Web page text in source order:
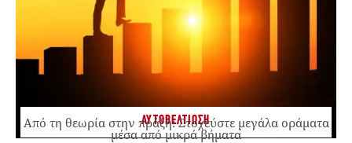
ΑΥΤΟΒΕΛΤΙΩΣΗ
Από τη θεωρία στην πράξη: Στοχεύστε μεγάλα οράματα
μέσα από μικρά βήματα